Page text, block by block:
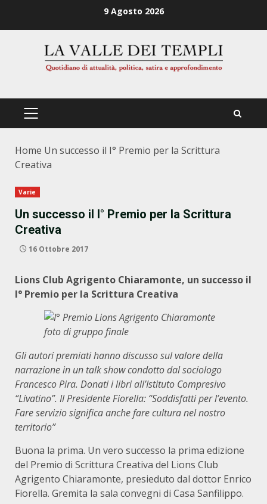
9 Agosto 2026
PRIMÄRES
Home Un successo il I° Premio per la Scrittura
Creativa
Varie
Un successo il I° Premio per la Scrittura
Creativa
16 Ottobre 2017
Lions Club Agrigento Chiaramonte, un successo il
I° Premio per la Scrittura Creativa
Gli autori premiati hanno discusso sul valore della
narrazione in un talk show condotto dal sociologo
Francesco Pira. Donati i libri all’Istituto Compresivo
“Livatino”. Il Presidente Fiorella: “Soddisfatti per l’evento.
Fare servizio significa anche fare cultura nel nostro
territorio”
Buona la prima. Un vero successo la prima edizione
del Premio di Scrittura Creativa del Lions Club
Agrigento Chiaramonte, presieduto dal dottor Enrico
Fiorella. Gremita la sala convegni di Casa Sanfilippo.